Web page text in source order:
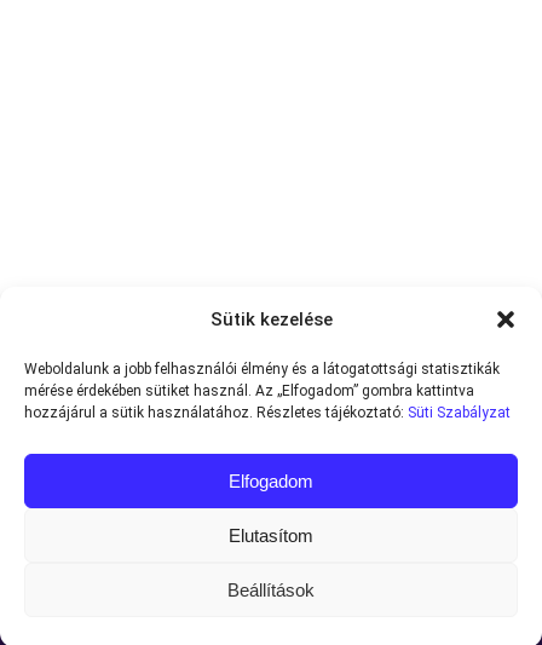
Sütik kezelése
Weboldalunk a jobb felhasználói élmény és a látogatottsági statisztikák
mérése érdekében sütiket használ. Az „Elfogadom” gombra kattintva
hozzájárul a sütik használatához. Részletes tájékoztató: Süti Szabályzat
Elfogadom
Elutasítom
Beállítások
Minden jog fenntartva © 2013-2026Teniszvilag.com